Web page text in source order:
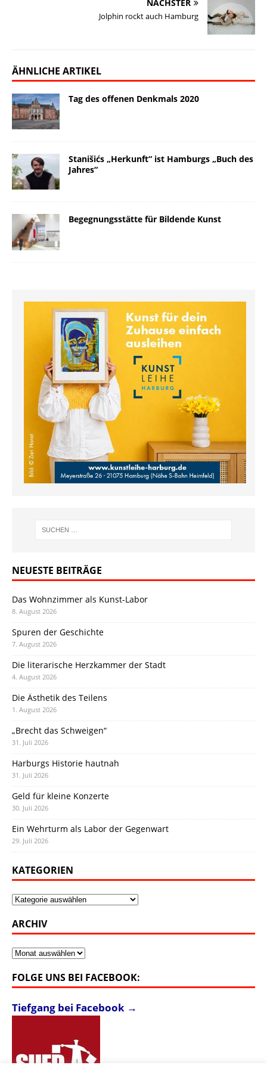
NÄCHSTER
Jolphin rockt auch Hamburg
ÄHNLICHE ARTIKEL
Tag des offenen Denkmals 2020
Stanišićs „Herkunft“ ist Hamburgs „Buch des
Jahres“
Begegnungsstätte für Bildende Kunst
NEUESTE BEITRÄGE
Das Wohnzimmer als Kunst-Labor
8. August 2026
Spuren der Geschichte
7. August 2026
Die literarische Herzkammer der Stadt
4. August 2026
Die Ästhetik des Teilens
1. August 2026
„Brecht das Schweigen“
31. Juli 2026
Harburgs Historie hautnah
31. Juli 2026
Geld für kleine Konzerte
30. Juli 2026
Ein Wehrturm als Labor der Gegenwart
29. Juli 2026
KATEGORIEN
Kategorien
ARCHIV
Archiv
FOLGE UNS BEI FACEBOOK:
Tiefgang bei Facebook →